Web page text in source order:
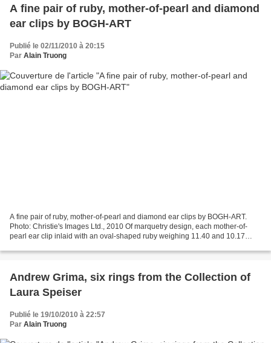
A fine pair of ruby, mother-of-pearl and diamond
ear clips by BOGH-ART
Publié le 02/11/2010 à 20:15
Par Alain Truong
A fine pair of ruby, mother-of-pearl and diamond ear clips by BOGH-ART.
Photo: Christie's Images Ltd., 2010 Of marquetry design, each mother-of-
pearl ear clip inlaid with an oval-shaped ruby weighing 11.40 and 10.17
Andrew Grima, six rings from the Collection of
Laura Speiser
Publié le 19/10/2010 à 22:57
Par Alain Truong